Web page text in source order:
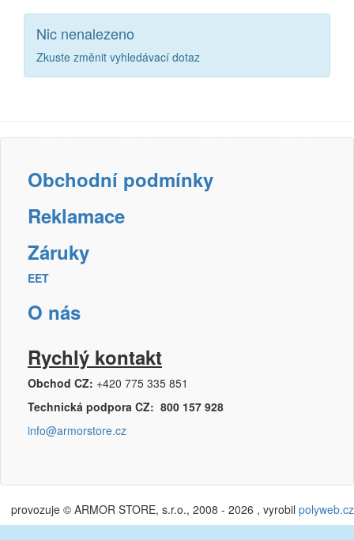
3DW
Armor
Brother
Citizen
Dell
Epson
HP (Hewlett Packard)
IBM
Kyocera
Lexmark
Nic nenalezeno
Zkuste změnit vyhledávací dotaz
Obchodní podmínky
Reklamace
Záruky
EET
O nás
Rychlý kontakt
Obchod CZ: +420 775 335 851
Technická podpora CZ: 800 157 928
info@armorstore.cz
provozuje © ARMOR STORE, s.r.o., 2008 - 2026 , vyrobil polyweb.cz